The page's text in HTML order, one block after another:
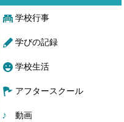
学校行事
学びの記録
学校生活
アフタースクール
動画